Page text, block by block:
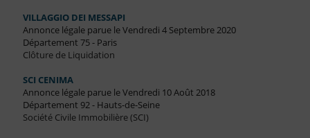
VILLAGGIO DEI MESSAPI
Annonce légale parue le Vendredi 4 Septembre 2020
Département 75 - Paris
Clôture de Liquidation
SCI CENIMA
Annonce légale parue le Vendredi 10 Août 2018
Département 92 - Hauts-de-Seine
Société Civile Immobilière (SCI)